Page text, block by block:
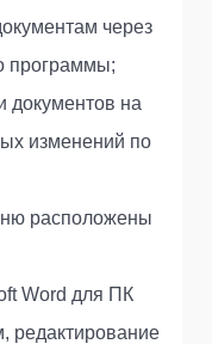
через
программы;
документов на
изменений по
расположены
Word для ПК
редактирование